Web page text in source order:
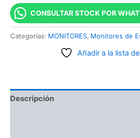
CONSULTAR STOCK POR
Categorías: MONITORES, Monitores de
Añadir a la lista
Descripción